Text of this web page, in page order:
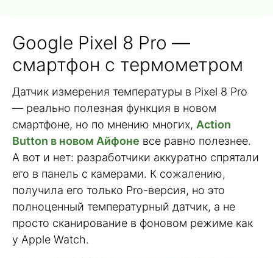
Google Pixel 8 Pro —
смартфон с термометром
Датчик измерения температуры в Pixel 8 Pro
— реально полезная функция в новом
смартфоне, но по мнению многих, Action
Button в новом Айфоне все равно полезнее.
А вот и нет: разработчики аккуратно спрятали
его в панель с камерами. К сожалению,
получила его только Pro-версия, но это
полноценный температурный датчик, а не
просто сканирование в фоновом режиме как
у Apple Watch.